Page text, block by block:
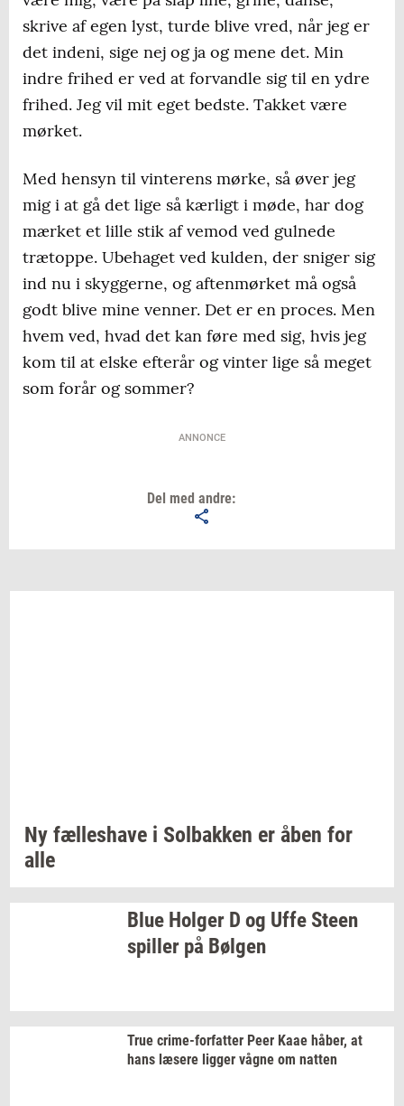
skrive af egen lyst, turde blive vred, når jeg er
det indeni, sige nej og ja og mene det. Min
indre frihed er ved at forvandle sig til en ydre
frihed. Jeg vil mit eget bedste. Takket være
mørket.
Med hensyn til vinterens mørke, så øver jeg
mig i at gå det lige så kærligt i møde, har dog
mærket et lille stik af vemod ved gulnede
trætoppe. Ubehaget ved kulden, der sniger sig
ind nu i skyggerne, og aftenmørket må også
godt blive mine venner. Det er en proces. Men
hvem ved, hvad det kan føre med sig, hvis jeg
kom til at elske efterår og vinter lige så meget
som forår og sommer?
ANNONCE
Del med andre:
Ny fæl­les­ha­ve i Sol­bak­ken er åben for
alle
Blue Hol­ger D og Uffe Steen
spil­ler på Bøl­gen
True crime-​forfatter Peer Kaae håber, at
hans læ­se­re lig­ger vågne om nat­ten